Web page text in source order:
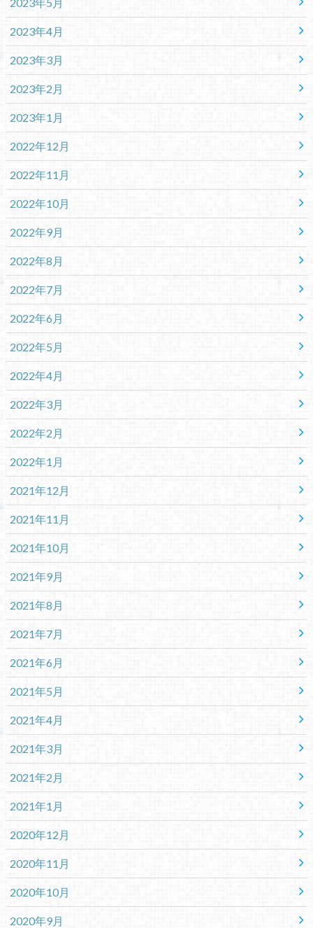
2023年4月
2023年3月
2023年2月
2023年1月
2022年12月
2022年11月
2022年10月
2022年9月
2022年8月
2022年7月
2022年6月
2022年5月
2022年4月
2022年3月
2022年2月
2022年1月
2021年12月
2021年11月
2021年10月
2021年9月
2021年8月
2021年7月
2021年6月
2021年5月
2021年4月
2021年3月
2021年2月
2021年1月
2020年12月
2020年11月
2020年10月
2020年9月